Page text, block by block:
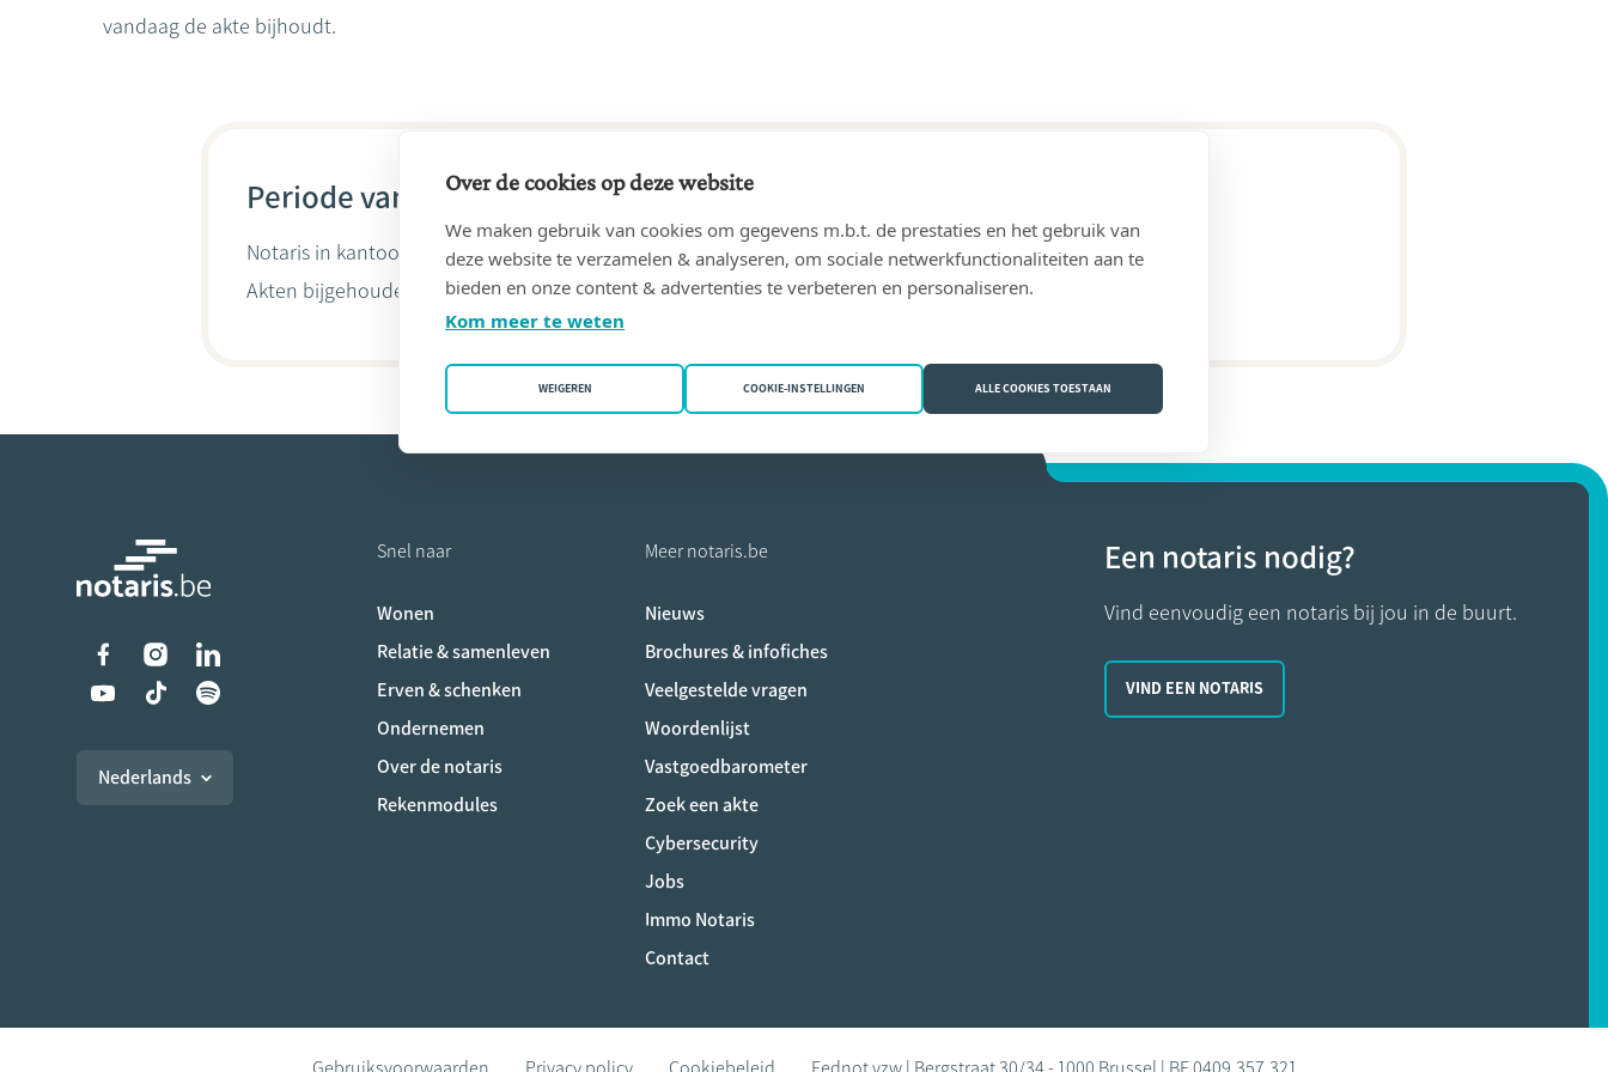
vandaag de akte bijhoudt.
Periode van 18/05/2022 tot heden
Notaris in kantoor Laurent BARNICH & Quentin DUCARME, notaires associés(7800 Ath)
Akten bijgehouden doorLaurent Barnich
Liens vers les réseaux sociaux
Nederlands
Snel naar
Wonen
Relatie & samenleven
Erven & schenken
Ondernemen
Over de notaris
Rekenmodules
Meer notaris.be
Nieuws
Brochures & infofiches
Veelgestelde vragen
Woordenlijst
Vastgoedbarometer
Zoek een akte
Cybersecurity
Jobs
Immo Notaris
Contact
Een notaris nodig?
Vind eenvoudig een notaris bij jou in de buurt.
VIND EEN NOTARIS
Over de cookies op deze website
We maken gebruik van cookies om gegevens m.b.t. de prestaties en het gebruik van
deze website te verzamelen & analyseren, om sociale netwerkfunctionaliteiten aan te
bieden en onze content & advertenties te verbeteren en personaliseren.
Kom meer te weten
WEIGEREN COOKIE-INSTELLINGEN ALLE COOKIES TOESTAAN